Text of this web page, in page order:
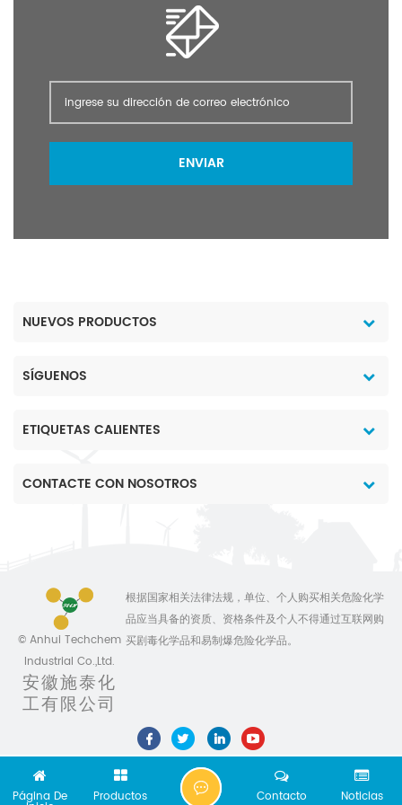
ENVIAR
NUEVOS PRODUCTOS
SÍGUENOS
ETIQUETAS CALIENTES
CONTACTE CON NOSOTROS
© Anhui Techchem
Industrial Co.,Ltd.
安徽施泰化
工有限公司
根据国家相关法律法规，单位、个人购买相关危险化学
品应当具备的资质、资格条件及个人不得通过互联网购
买剧毒化学品和易制爆危险化学品。
Página De Productos Noticias
Contacto